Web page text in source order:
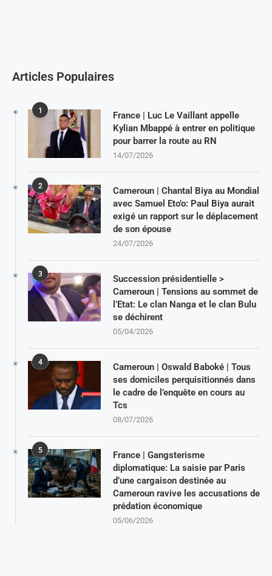
Articles Populaires
1
France | Luc Le Vaillant appelle
Kylian Mbappé à entrer en politique
pour barrer la route au RN
14/07/2026
2
Cameroun | Chantal Biya au Mondial
avec Samuel Eto’o: Paul Biya aurait
exigé un rapport sur le déplacement
de son épouse
24/07/2026
3
Succession présidentielle >
Cameroun | Tensions au sommet de
l’Etat: Le clan Nanga et le clan Bulu
se déchirent
05/04/2026
4
Cameroun | Oswald Baboké | Tous
ses domiciles perquisitionnés dans
le cadre de l’enquête en cours au
Tcs
08/07/2026
5
France | Gangsterisme
diplomatique: La saisie par Paris
d’une cargaison destinée au
Cameroun ravive les accusations de
prédation économique
05/06/2026